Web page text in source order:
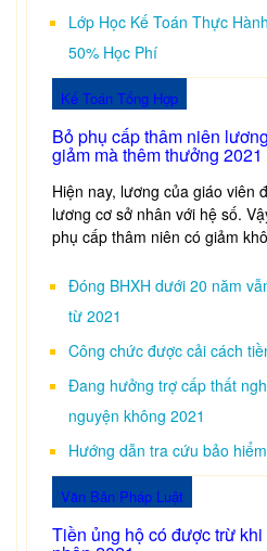
Lớp Học Kế Toán Thực
50% Học Phí
Kế Toán Tổng Hợp
Bỏ phụ cấp thâm niên
giảm mà thêm thưởng 2021
Hiện nay, lương của giáo viên
lương cơ sở nhân với hệ số.
phụ cấp thâm niên có giảm
Đóng BHXH dưới 20 năm
từ 2021
Công chức được cải cách
Đang hưởng trợ cấp thất
nguyện không 2021
Hướng dẫn tra cứu bảo
Văn Bản Pháp Luật
Tiền ủng hộ có được trừ